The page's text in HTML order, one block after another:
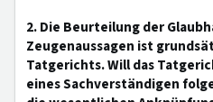
2. Die Beurteilung der
Zeugenaussagen ist
Tatgerichts. Will das
eines Sachverständigen